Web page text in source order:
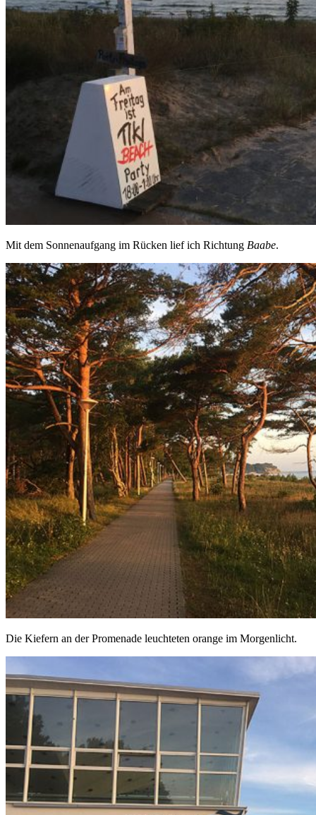
Mit dem Sonnenaufgang im Rücken lief ich Richtung Baabe.
Die Kiefern an der Promenade leuchteten orange im Morgenlicht.